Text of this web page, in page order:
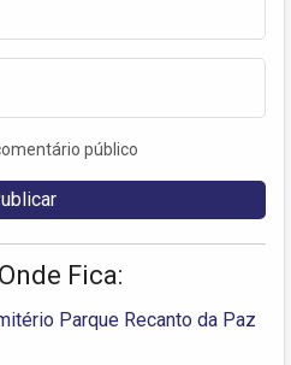
público
Fica:
Parque Recanto da Paz